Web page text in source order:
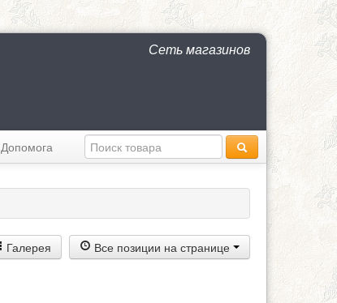
Сеть магазинов
Допомога
Галерея Все позиции на странице